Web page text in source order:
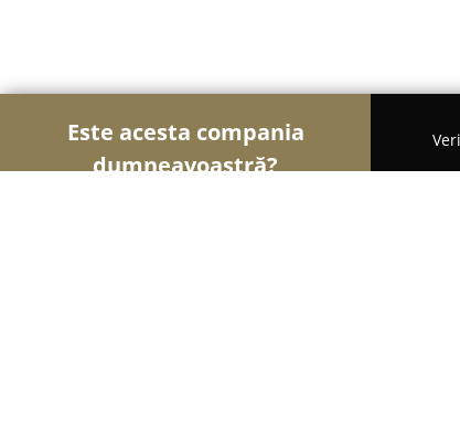
Este acesta compania
dumneavoastră?